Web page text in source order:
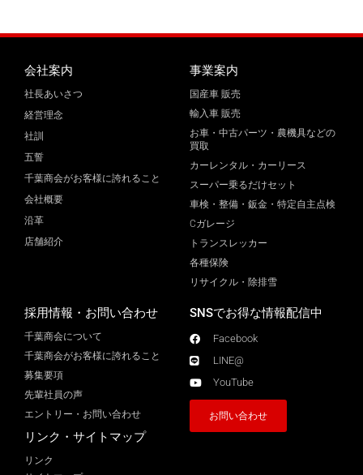
会社案内
社長あいさつ
経営理念
社訓
五誓
千葉商会がお客様に誇れること
会社概要
沿革
店舗紹介
事業案内
国産車 販売
輸入車 販売
お車・中古パーツ・農機具などの
買取
カーレンタル・カーリース
スーパー乗るだけセット
車検・整備・鈑金・特定自主点検
Cガレージ
トランスレッカー
各種保険
リサイクル・除排雪
採用情報・お問い合わせ
千葉商会について
千葉商会がお客様に誇れること​
募集要項
先輩社員の声
エントリー・お問い合わせ
リンク・サイトマップ
リンク
SNSでお得な情報配信中
Facebook
LINE@
YouTube
お問い合わせ